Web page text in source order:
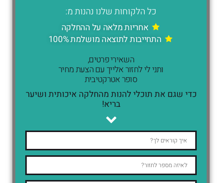
כל הלקוחות שלנו נהנות מ:
אחריות מלאה על ההחלקה
התחייבות לתוצאה מושלמת 100%
השאירי פרטים,
ותני לי לחזור אלייך עם הצעת מחיר
סופר אטרקטיבית
כדי שגם את תוכלי להנות מהחלקה איכותית ושיער
בריא!